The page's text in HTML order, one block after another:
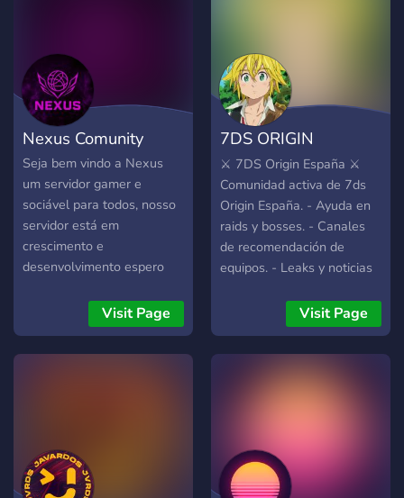
organizados pra falar de
corridas, SSRs, banners,
eventos e builds ・Espaço
pra conversar sobre outros
animes, gacha e mais! ・
Ajuda e suporte para
novatos! • Temos eventos
semanais e mensais com
vários prêmios divertidos •
Sorteios diários! 🔗 Entra aí
e acelera com a gente! ✨
Nexus Comunity
Seja bem vindo a Nexus
um servidor gamer e
sociável para todos, nosso
servidor está em
crescimento e
desenvolvimento espero
Visit Page
7DS ORIGIN
ESPAÑA
⚔️ 7DS Origin España ⚔️
Comunidad activa de 7ds
Origin España. - Ayuda en
raids y bosses. - Canales
de recomendación de
equipos. - Leaks y noticias
canales de voz a diario
ayudando. - Comunidad de
buena vibra. -
Imprescindible hablar
español y estar en el
Visit Page